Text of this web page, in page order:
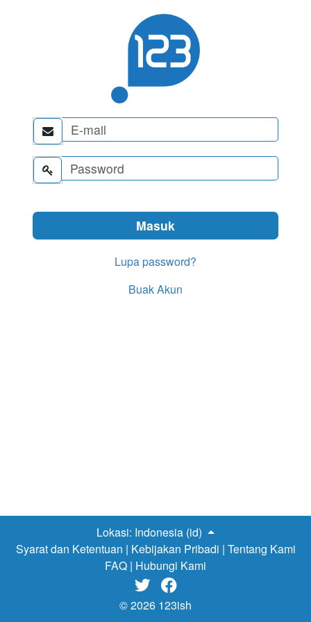


Lupa password?
Buak Akun
Lokasi: Indonesia (id)
Syarat dan Ketentuan | Kebijakan Pribadi | Tentang Kami
FAQ | Hubungi Kami
 
© 2026 123ish